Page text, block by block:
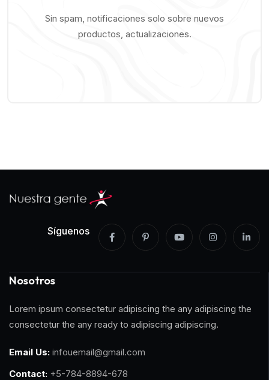
Sin spam, notificaciones solo sobre nuevos
productos, actualizaciones.
Síguenos
Nosotros
Lorem ipsum consectetur adipiscing the any adipiscing the
consectetur the any ready to adipiscing adipiscing.
Email Us: infouemail@gmail.com
Contact: +5-784-8894-678